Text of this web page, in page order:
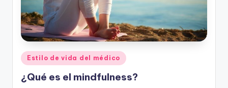
Publicado
en
Estilo de vida del médico
¿Qué es el mindfulness?